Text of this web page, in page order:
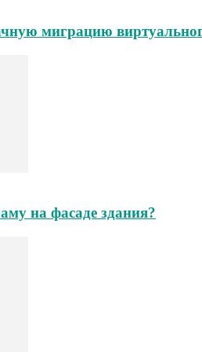
миграцию
на фасаде здания?